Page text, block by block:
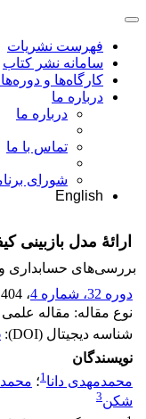
فهرست نشریات
سامانه نشر کتاب
کارگاه‌ها و
درباره ما
درباره ما
تماس با ما
شورای
English
ارائۀ مدل بازبینی
بررسی‏‌های حسابداری
دوره 32، شماره 4
، 1404
نوع مقاله: مقاله
شناسه دیجیتال (DOI):
نویسندگان
محمدمهدی دانا1؛
شکن3